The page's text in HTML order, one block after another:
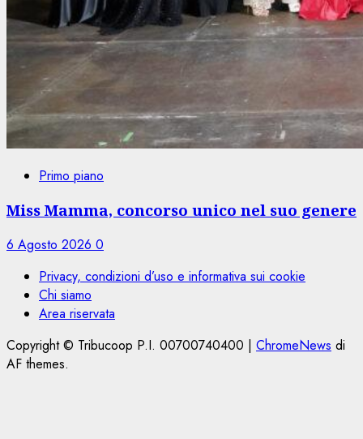
Primo piano
Miss Mamma, concorso unico nel suo genere
6 Agosto 2026 0
Privacy, condizioni d’uso e informativa sui cookie
Chi siamo
Area riservata
Copyright © Tribucoop P.I. 00700740400 | ChromeNews di
AF themes.